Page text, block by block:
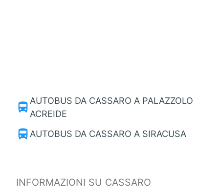
directions_bus AUTOBUS DA CASSARO A PALAZZOLO
ACREIDE
directions_bus AUTOBUS DA CASSARO A SIRACUSA
INFORMAZIONI SU CASSARO